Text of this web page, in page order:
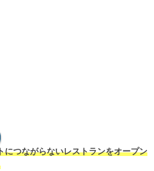
つながらないレストランをオープン